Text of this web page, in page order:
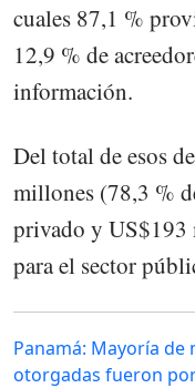
cuales 87,1 %
12,9 % de
información.
Del total de esos
millones (78,3 %
privado y US$193
para el sector
Panamá: Mayoría de
otorgadas fueron